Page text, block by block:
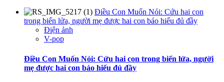
Điều Con Muốn Nói: Cứu hai con
trong biển lửa, người mẹ được hai con báo hiếu đủ đầy
Điện ảnh
V-pop
Điều Con Muốn Nói: Cứu hai con trong biển lửa, người
mẹ được hai con báo hiếu đủ đầy